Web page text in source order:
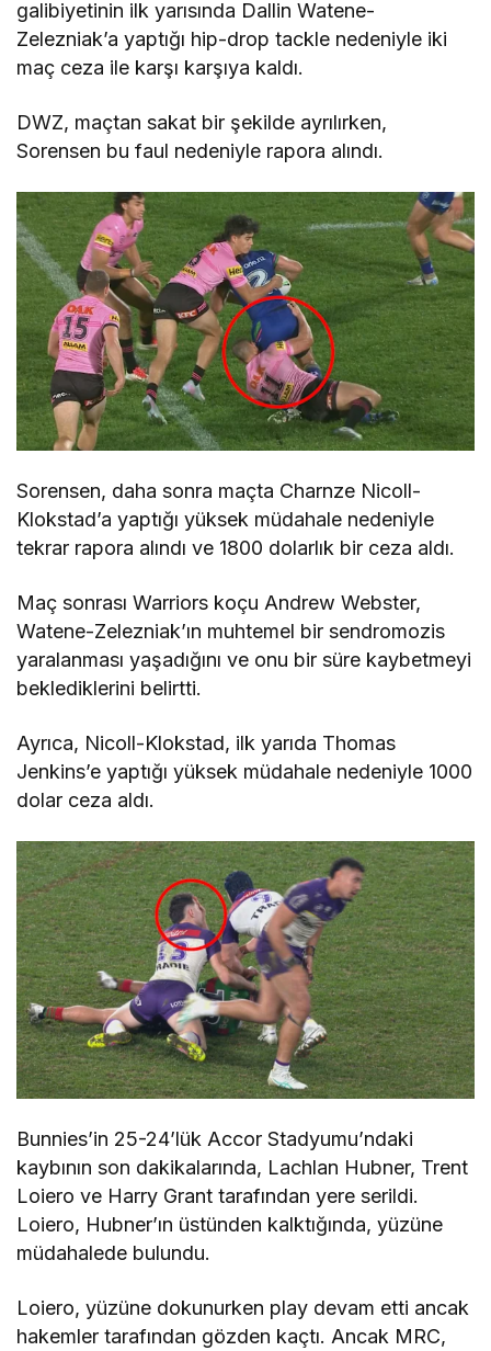
galibiyetinin ilk yarısında Dallin Watene-
Zelezniak’a yaptığı hip-drop tackle nedeniyle iki
maç ceza ile karşı karşıya kaldı.
DWZ, maçtan sakat bir şekilde ayrılırken,
Sorensen bu faul nedeniyle rapora alındı.
Sorensen, daha sonra maçta Charnze Nicoll-
Klokstad’a yaptığı yüksek müdahale nedeniyle
tekrar rapora alındı ve 1800 dolarlık bir ceza aldı.
Maç sonrası Warriors koçu Andrew Webster,
Watene-Zelezniak’ın muhtemel bir sendromozis
yaralanması yaşadığını ve onu bir süre kaybetmeyi
beklediklerini belirtti.
Ayrıca, Nicoll-Klokstad, ilk yarıda Thomas
Jenkins’e yaptığı yüksek müdahale nedeniyle 1000
dolar ceza aldı.
Bunnies’in 25-24’lük Accor Stadyumu’ndaki
kaybının son dakikalarında, Lachlan Hubner, Trent
Loiero ve Harry Grant tarafından yere serildi.
Loiero, Hubner’ın üstünden kalktığında, yüzüne
müdahalede bulundu.
Loiero, yüzüne dokunurken play devam etti ancak
hakemler tarafından gözden kaçtı. Ancak MRC,